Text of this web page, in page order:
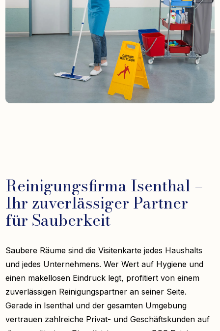
Reinigungsfirma Isenthal –
Ihr zuverlässiger Partner
für Sauberkeit
Saubere Räume sind die Visitenkarte jedes Haushalts
und jedes Unternehmens. Wer Wert auf Hygiene und
einen makellosen Eindruck legt, profitiert von einem
zuverlässigen Reinigungspartner an seiner Seite.
Gerade in Isenthal und der gesamten Umgebung
vertrauen zahlreiche Privat- und Geschäftskunden auf